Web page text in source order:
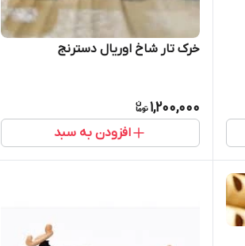
خرک تار شاخ اوریال دسترنج
1,200,000
افزودن به سبد